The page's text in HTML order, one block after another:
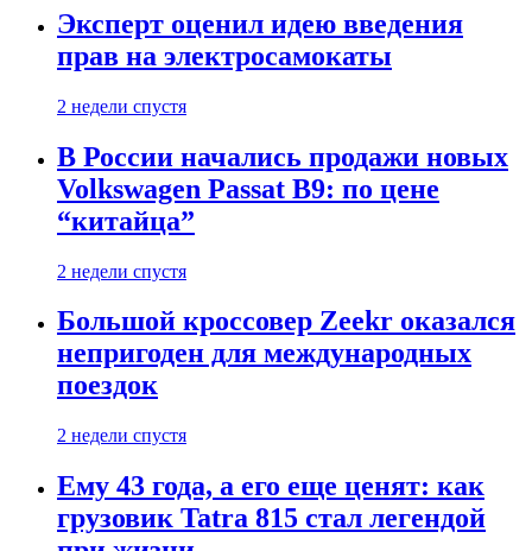
Эксперт оценил идею введения
прав на электросамокаты
2 недели спустя
В России начались продажи новых
Volkswagen Passat B9: по цене
“китайца”
2 недели спустя
Большой кроссовер Zeekr оказался
непригоден для международных
поездок
2 недели спустя
Ему 43 года, а его еще ценят: как
грузовик Tatra 815 стал легендой